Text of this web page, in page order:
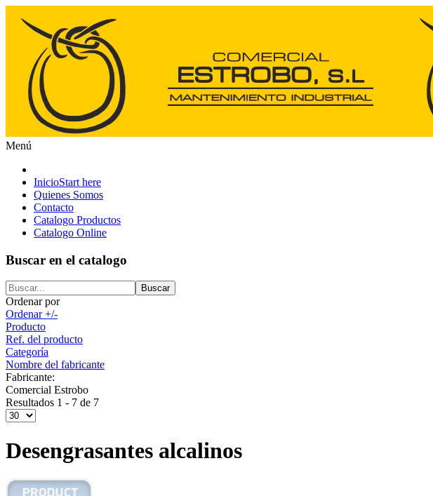
Menú
InicioStart here
Quienes Somos
Contacto
Catalogo Productos
Catalogo Online
Buscar en el catalogo
Ordenar por
Ordenar +/-
Producto
Ref. del producto
Categoría
Nombre del fabricante
Fabricante:
Comercial Estrobo
Resultados 1 - 7 de 7
Desengrasantes alcalinos